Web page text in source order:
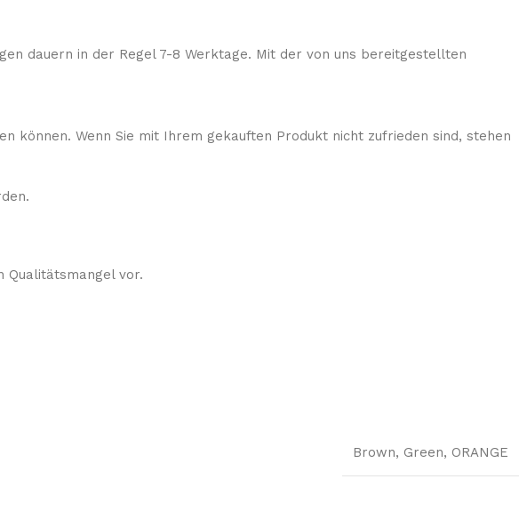
dauern in der Regel 7-8 Werktage. Mit der von uns bereitgestellten
können. Wenn Sie mit Ihrem gekauften Produkt nicht zufrieden sind, stehen
Qualitätsmangel vor.
Brown, Green, ORANGE